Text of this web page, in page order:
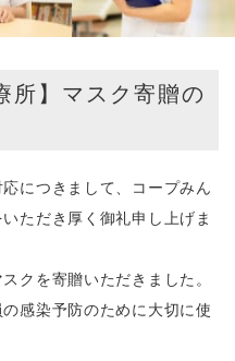
所】マスク寄贈の
につきまして、コープみん
ただき厚く御礼申し上げま
クを寄贈いただきました。
感染予防のために大切に使